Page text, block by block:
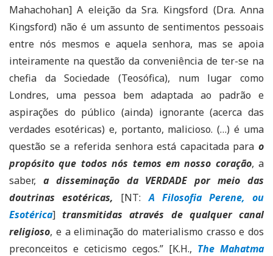
Mahachohan] A eleição da Sra. Kingsford (Dra. Anna
Kingsford) não é um assunto de sentimentos pessoais
entre nós mesmos e aquela senhora, mas se apoia
inteiramente na questão da conveniência de ter-se na
chefia da Sociedade (Teosófica), num lugar como
Londres, uma pessoa bem adaptada ao padrão e
aspirações do público (ainda) ignorante (acerca das
verdades esotéricas) e, portanto, malicioso. (…) é uma
questão se a referida senhora está capacitada para o
propósito que todos nós temos em nosso coração, a
saber, a disseminação da VERDADE por meio das
doutrinas esotéricas, [NT:A Filosofia Perene, ou
Esotérica] transmitidas através de qualquer canal
religioso, e a eliminação do materialismo crasso e dos
preconceitos e ceticismo cegos.” [K.H., The Mahatma